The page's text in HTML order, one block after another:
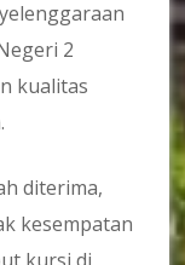
2
kualitas
diterima,
kesempatan